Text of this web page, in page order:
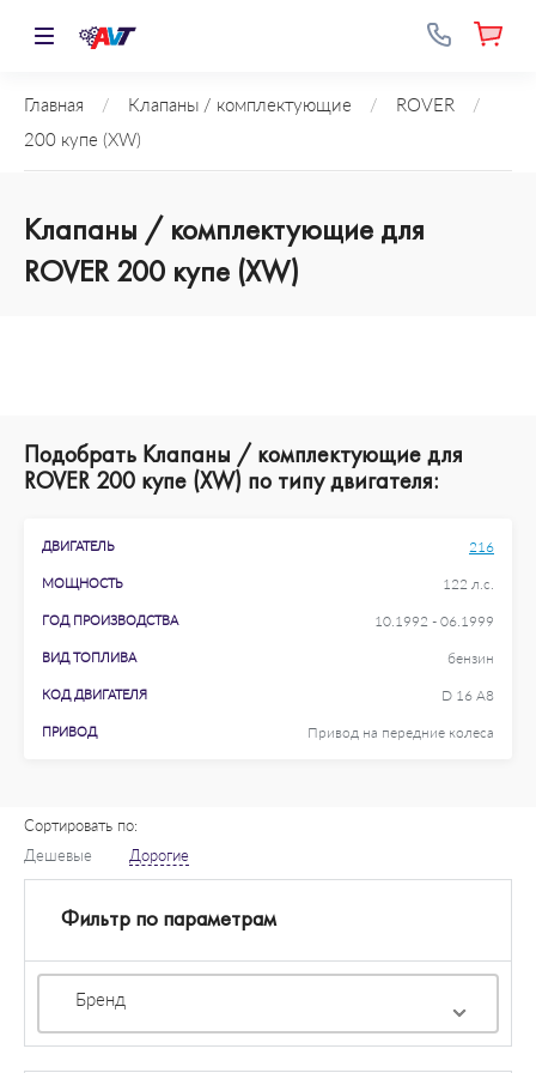
Главная / Клапаны / комплектующие / ROVER
/
200 купе (XW)
Клапаны / комплектующие для
ROVER 200 купе (XW)
Подобрать Клапаны / комплектующие для
ROVER 200 купе (XW) по типу двигателя:
ДВИГАТЕЛЬ 216
МОЩНОСТЬ 122 л.с.
ГОД ПРОИЗВОДСТВА 10.1992 - 06.1999
ВИД ТОПЛИВА бензин
КОД ДВИГАТЕЛЯ D 16 A8
ПРИВОД Привод на передние колеса
Сортировать по:
Дешевые
Дорогие
Фильтр по параметрам
Бренд